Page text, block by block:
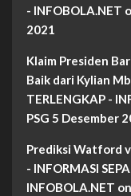
- INFOBOLA.NET
2021
Klaim Presiden
Baik dari Kylian
TERLENGKAP -
PSG 5 Desember
Prediksi Watford
- INFORMASI
INFOBOLA.NET on